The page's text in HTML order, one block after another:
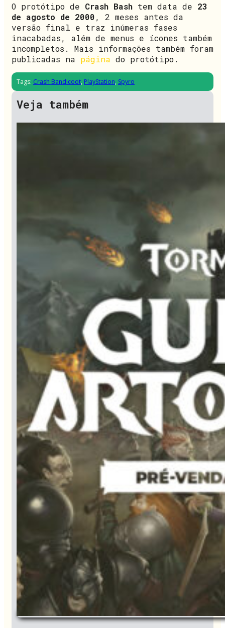
O protótipo de Crash Bash tem data de 23
de agosto de 2000, 2 meses antes da
versão final e traz inúmeras fases
inacabadas, além de menus e ícones também
incompletos. Mais informações também foram
publicadas na página do protótipo.
Tags: Crash Bandicoot, PlayStation, Spyro
Veja também